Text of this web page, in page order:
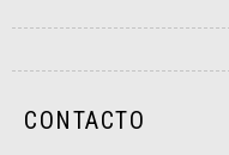
CONTACTO